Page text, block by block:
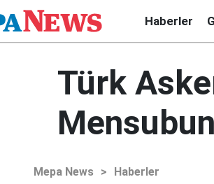
Haberler
Türk
Mepa News > Haberler